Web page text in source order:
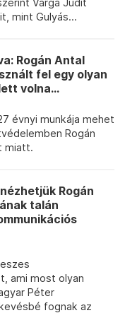
Varga Judit
mint Gulyás...
Rogán Antal
fel egy olyan
volna...
évnyi munkája mehet
Rogán
miatt.
Rogán
talán
ami most olyan
Péter
fognak az